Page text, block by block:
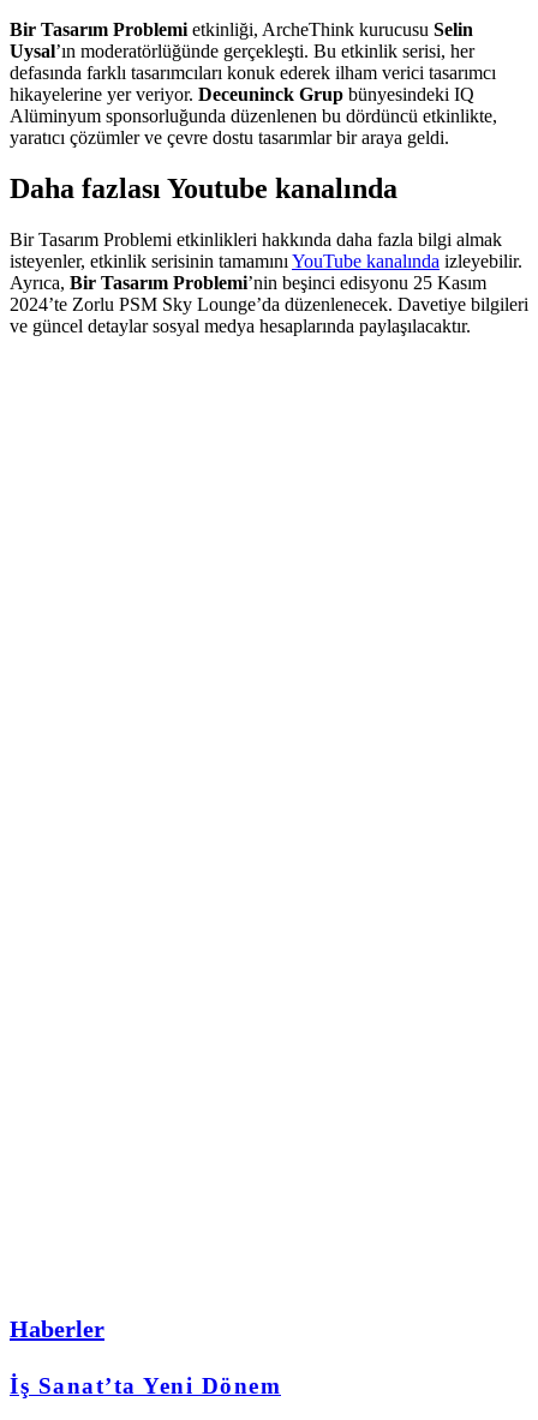
Bir Tasarım Problemi etkinliği, ArcheThink kurucusu Selin
Uysal’ın moderatörlüğünde gerçekleşti. Bu etkinlik serisi, her
defasında farklı tasarımcıları konuk ederek ilham verici tasarımcı
hikayelerine yer veriyor. Deceuninck Grup bünyesindeki IQ
Alüminyum sponsorluğunda düzenlenen bu dördüncü etkinlikte,
yaratıcı çözümler ve çevre dostu tasarımlar bir araya geldi.
Daha fazlası Youtube kanalında
Bir Tasarım Problemi etkinlikleri hakkında daha fazla bilgi almak
isteyenler, etkinlik serisinin tamamını YouTube kanalında izleyebilir.
Ayrıca, Bir Tasarım Problemi’nin beşinci edisyonu 25 Kasım
2024’te Zorlu PSM Sky Lounge’da düzenlenecek. Davetiye bilgileri
ve güncel detaylar sosyal medya hesaplarında paylaşılacaktır.
Haberler
İş Sanat’ta Yeni Dönem